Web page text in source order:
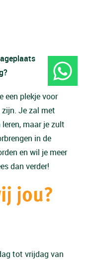
een plekje voor
Je zal met
maar je zult
in de
en wil je meer
dan verder!
jou?
tot vrijdag van